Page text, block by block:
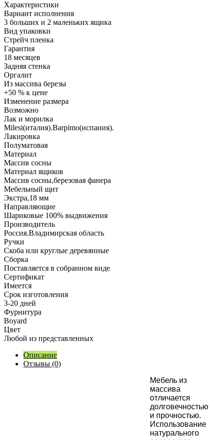
Характеристики
Вариант исполнения
3 больших и 2 маленьких ящика
Вид упаковки
Стрейч пленка
Гарантия
18 месяцев
Задняя стенка
Оргалит
Из массива березы
+50 % к цене
Изменение размера
Возможно
Лак и морилка
Milesi(италия).Barpimo(испания).
Лакировка
Полуматовая
Материал
Массив сосны
Материал ящиков
Массив сосны,березовая фанера
Мебельный щит
Экстра,18 мм
Направляющие
Шариковые 100% выдвижения
Производитель
Россия.Владимирская область
Ручки
Скоба или круглые деревянные
Сборка
Поставляется в собранном виде
Сертификат
Имеется
Срок изготовления
3-20 дней
Фурнитура
Boyard
Цвет
Любой из представленных
Описание
Отзывы (0)
Мебель из
массива
отличается
долговечностью
и прочностью.
Использование
натурального